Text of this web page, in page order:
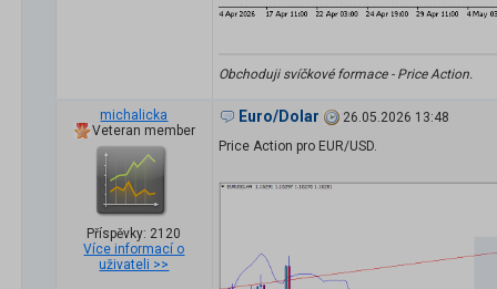
Obchoduji svíčkové formace - Price Action.
michalicka
Veteran member
Příspěvky: 2120
Více informací o
uživateli >>
Euro/Dolar
26.05.2026 13:48
Price Action pro EUR/USD.